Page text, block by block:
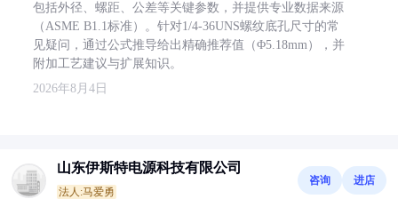
包括外径、螺距、公差等关键参数，并提供专业数据来源
（ASME B1.1标准）。针对1/4-36UNS螺纹底孔尺寸的常
见疑问，通过公式推导给出精确推荐值（Φ5.18mm），并
附加工艺建议与扩展知识。
2026年8月4日
山东伊斯特电源科技有限公司
法人:马爱勇
咨询 进店